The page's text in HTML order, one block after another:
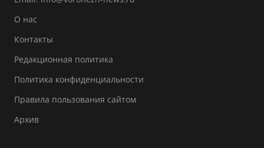
О нас
Контакты
Редакционная политика
Политика конфиденциальности
Правила пользования сайтом
Архив